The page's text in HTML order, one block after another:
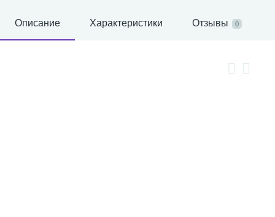
Описание Характеристики Отзывы 0